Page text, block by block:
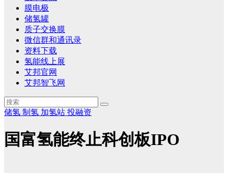
膜电极
储氢罐
质子交换膜
微信群和通讯录
资料下载
氢能线上展
艾邦官网
艾邦智飞网
储氢 制氢 加氢站 投融资
国富氢能终止科创板IPO